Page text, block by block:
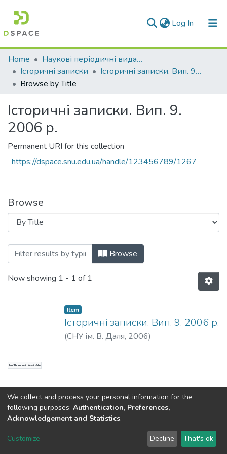
Log In (current)
Communities & Collections
All of DSpace
Home
Наукові періодичні видання СНУ ім. В. Даля
Історичні записки
Історичні записки. Вип. 9. 2006 р.
Browse by Title
Історичні записки. Вип. 9.
2006 р.
Permanent URI for this collection
https://dspace.snu.edu.ua/handle/123456789/1267
Browse
Browsing Історичні записки. Вип. 9.
Browse
Now showing 1 - 1 of 1
No Thumbnail Available
Item
Історичні записки. Вип. 9. 2006 р.
(СНУ ім. В. Даля, 2006)
Dspace & Volodymyr Dahl East Ukrainian National University
LYRASIS
Send Feedback
We collect and process your personal information for the
following purposes: Authentication, Preferences,
Acknowledgement and Statistics.
Customize Decline That's ok